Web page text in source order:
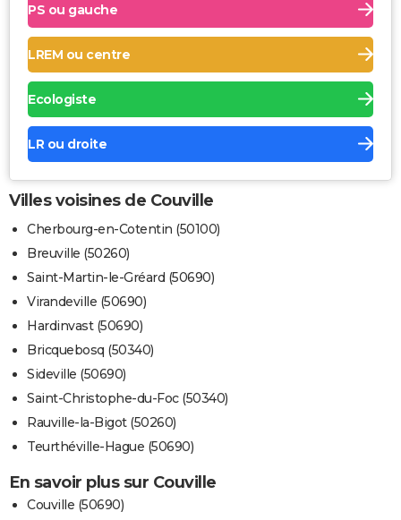
PS ou gauche
LREM ou centre
Ecologiste
LR ou droite
Villes voisines de Couville
Cherbourg-en-Cotentin (50100)
Breuville (50260)
Saint-Martin-le-Gréard (50690)
Virandeville (50690)
Hardinvast (50690)
Bricquebosq (50340)
Sideville (50690)
Saint-Christophe-du-Foc (50340)
Rauville-la-Bigot (50260)
Teurthéville-Hague (50690)
En savoir plus sur Couville
Couville (50690)